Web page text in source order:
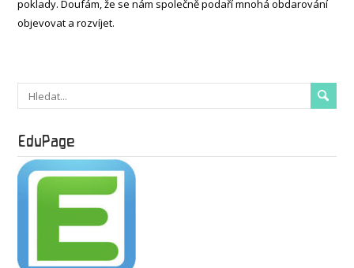
poklady. Doufám, že se nám společně podaří mnohá obdarování
objevovat a rozvíjet.
EduPage